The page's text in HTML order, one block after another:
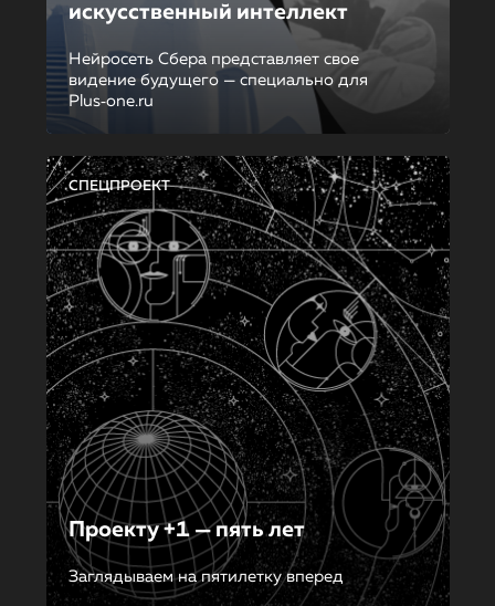
искусственный интеллект
Нейросеть Сбера представляет свое
видение будущего — специально для
Plus‑one.ru
СПЕЦПРОЕКТ
Проекту +1 — пять лет
Заглядываем на пятилетку вперед